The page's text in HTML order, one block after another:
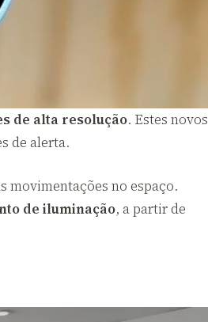
de alta resolução. Estes novos
de alerta.
movimentações no espaço.
de iluminação, a partir de